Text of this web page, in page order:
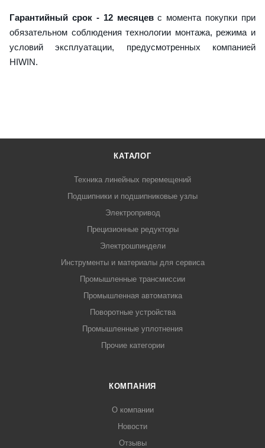
Гарантийный срок - 12 месяцевс момента покупки при
обязательном соблюдения технологии монтажа, режима и
условий эксплуатации, предусмотренных компанией
HIWIN.
КАТАЛОГ
Техника линейных перемещений
Подшипники и подшипниковые узлы
Электропривод
Прецизионные редукторы
Электрошпиндели
Инструменты и материалы для сервиса
Промышленные трансмиссии
Промышленная автоматика
Поворотные устройства
Промышленные уплотнения
Прочие категории
КОМПАНИЯ
О компании
Новости
Отзывы